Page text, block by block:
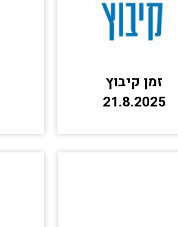
זמן קיבוץ
21.8.2025